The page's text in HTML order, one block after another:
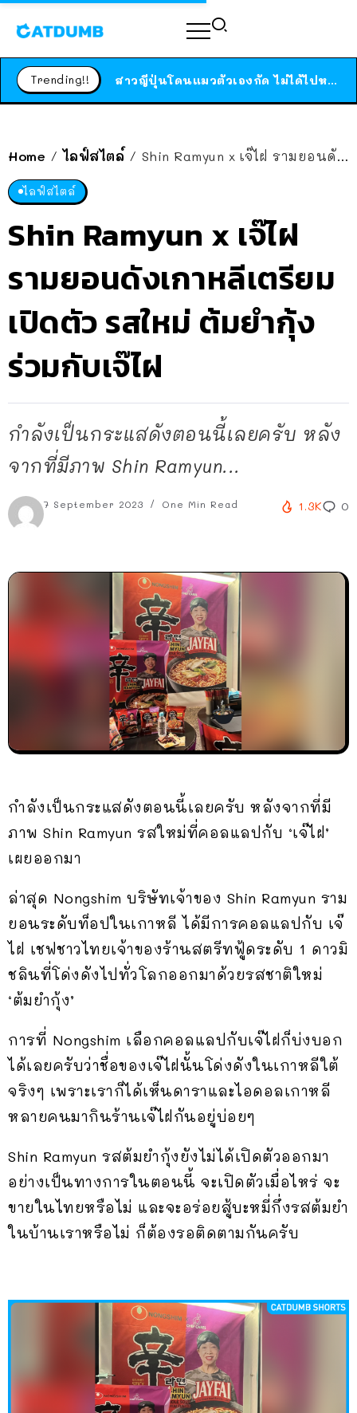
Trending!! ได้เวลาเด็กหนวดรวมตัว RF Online Next เปิดให้เล่นแล้ว เกม Sci-Fi MMORPG ระดับตำนาน เล่นได้ทั้งมือถือและ PC
สาวญี่ปุ่นโดนแมวตัวเองกัด ไม่ได้ไปหาหมอตั้งแต่เนิ่นๆ สุดท้ายขาบวม กลายเป็นโรคเนื้อเน่า เตือนทาสแมวทั้งหลายให้ระวัง
Home / ไลฟ์สไตล์ / Shin Ramyun x เจ๊ไฝ รามยอนดังเกาหลีเตรียมเปิดตัว รสใหม่ ต้มยำกุ้ง ร่วมกับเจ๊ไฝ
ไลฟ์สไตล์
Shin Ramyun x เจ๊ไฝ
รามยอนดังเกาหลีเตรียม
เปิดตัว รสใหม่ ต้มยำกุ้ง
ร่วมกับเจ๊ไฝ
กำลังเป็นกระแสดังตอนนี้เลยครับ หลัง
จากที่มีภาพ Shin Ramyun...
7 September 2023 One Min Read 1.3K 0
กำลังเป็นกระแสดังตอนนี้เลยครับ หลังจากที่มี
ภาพ Shin Ramyun รสใหม่ที่คอลแลปกับ ‘เจ๊ไฝ’
เผยออกมา
ล่าสุด Nongshim บริษัทเจ้าของ Shin Ramyun ราม
ยอนระดับท็อปในเกาหลี ได้มีการคอลแลปกับ เจ๊
ไฝ เชฟชาวไทยเจ้าของร้านสตรีทฟู้ดระดับ 1 ดาวมิ
ชลินที่โด่งดังไปทั่วโลกออกมาด้วยรสชาติใหม่
‘ต้มยำกุ้ง’
การที่ Nongshim เลือกคอลแลปกับเจ๊ไฝก็บ่งบอก
ได้เลยครับว่าชื่อของเจ๊ไฝนั้นโด่งดังในเกาหลีใต้
จริงๆ เพราะเราก็ได้เห็นดาราและไอดอลเกาหลี
หลายคนมากินร้านเจ๊ไฝกันอยู่บ่อยๆ
Shin Ramyun รสต้มยำกุ้งยังไม่ได้เปิดตัวออกมา
อย่างเป็นทางการในตอนนี้ จะเปิดตัวเมื่อไหร่ จะ
ขายในไทยหรือไม่ และจะอร่อยสู้บะหมี่กึ่งรสต้มยำ
ในบ้านเราหรือไม่ ก็ต้องรอติดตามกันครับ